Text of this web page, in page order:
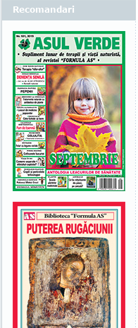
Recomandari